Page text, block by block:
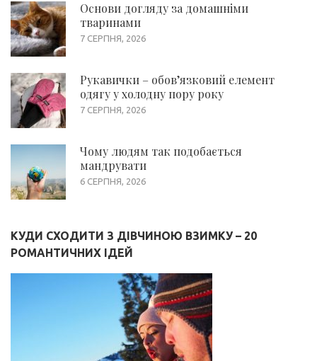
Основи догляду за домашніми
тваринами
7 СЕРПНЯ, 2026
Рукавички – обов’язковий елемент
одягу у холодну пору року
7 СЕРПНЯ, 2026
Чому людям так подобається
мандрувати
6 СЕРПНЯ, 2026
КУДИ СХОДИТИ З ДІВЧИНОЮ ВЗИМКУ – 20
РОМАНТИЧНИХ ІДЕЙ